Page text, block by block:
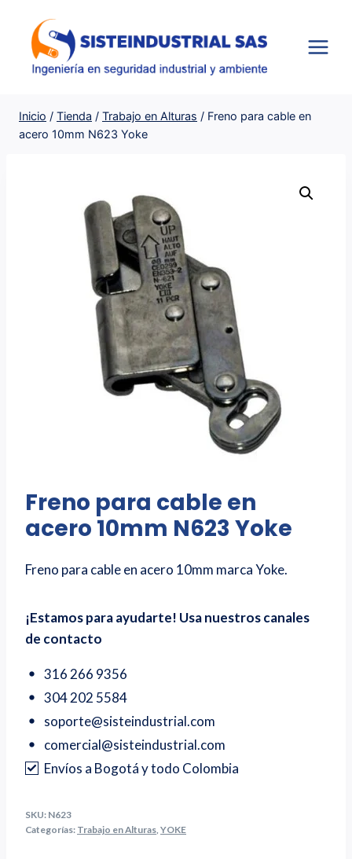
contenido
Inicio / Tienda / Trabajo en Alturas / Freno para cable en
acero 10mm N623 Yoke
Freno para cable en
acero 10mm N623 Yoke
Freno para cable en acero 10mm marca Yoke.
¡Estamos para ayudarte! Usa nuestros canales
de contacto
316 266 9356
304 202 5584
soporte@sisteindustrial.com
comercial@sisteindustrial.com
Envíos a Bogotá y todo Colombia
SKU: N623
Categorías: Trabajo en Alturas YOKE